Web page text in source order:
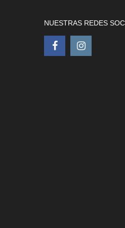
NUESTRAS REDES